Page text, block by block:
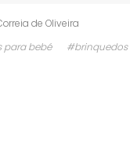
de Oliveira
para bebé #brinquedos